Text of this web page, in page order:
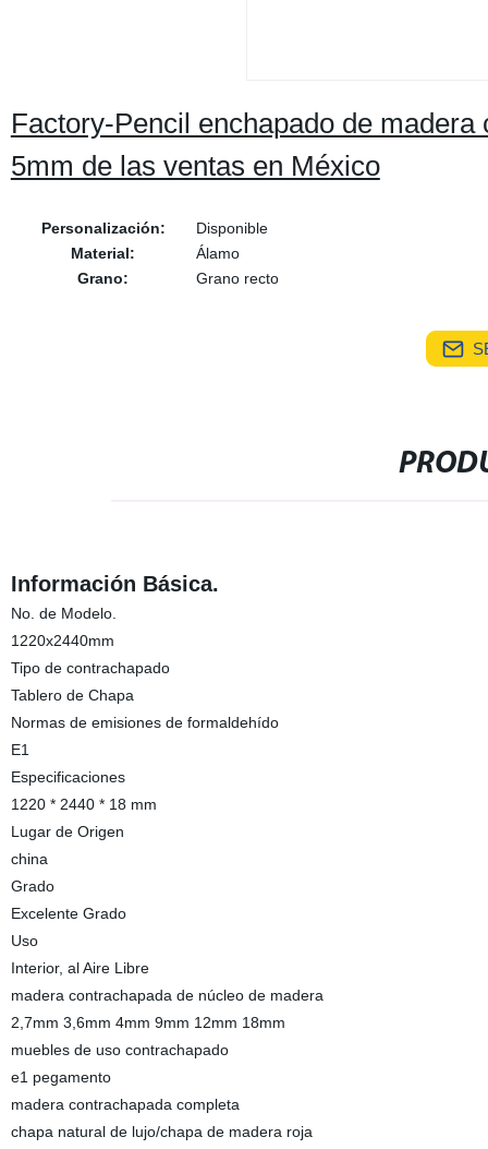
Factory-Pencil enchapado de
5mm de las ventas en México
Personalización:
Disponible
Material:
Álamo
Grano:
Grano recto
Información Básica.
No. de Modelo.
1220x2440mm
Tipo de contrachapado
Tablero de Chapa
Normas de emisiones de formaldehído
E1
Especificaciones
1220 * 2440 * 18 mm
Lugar de Origen
china
Grado
Excelente Grado
Uso
Interior, al Aire Libre
madera contrachapada de núcleo de madera
2,7mm 3,6mm 4mm 9mm 12mm 18mm
muebles de uso contrachapado
e1 pegamento
madera contrachapada completa
chapa natural de lujo/chapa de madera roja